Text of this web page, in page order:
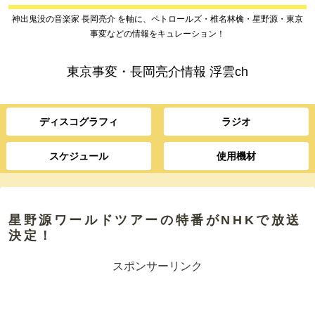
神出鬼没の音楽家 長岡亮介 を軸に、ペトロールズ・椎名林檎・星野源・東京
事変などの情報をキュレーション！
東京事変・長岡亮介情報 浮雲ch
ディスコグラフィ ラジオ
スケジュール 使用機材
星野源ワールドツアーの特番がNHKで放送
決定！
スポンサーリンク